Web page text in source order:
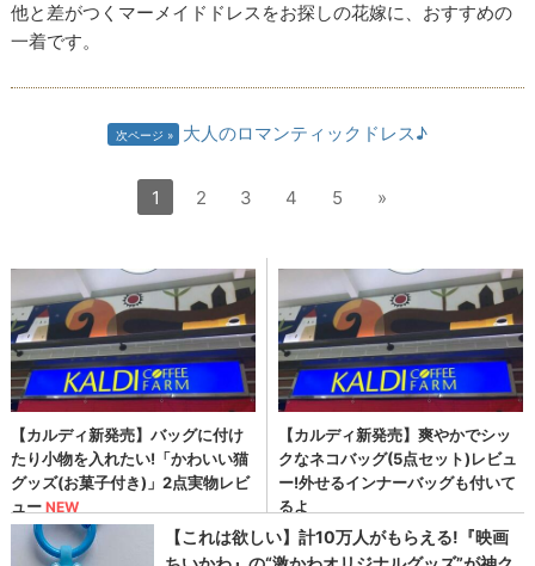
他と差がつくマーメイドドレスをお探しの花嫁に、おすすめの
一着です。
次ページ 大人のロマンティックドレス♪
1 2 3 4 5 »